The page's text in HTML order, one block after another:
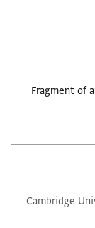
Fragment of
Cambridge